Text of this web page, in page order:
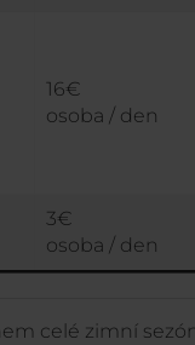
16€
osoba / den
3€
osoba / den
celé zimní